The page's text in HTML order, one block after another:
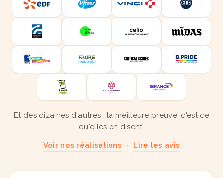
Et des dizaines d'autres : la meilleure preuve, c'est ce
qu'elles en disent.
Voir nos réalisations · Lire les avis